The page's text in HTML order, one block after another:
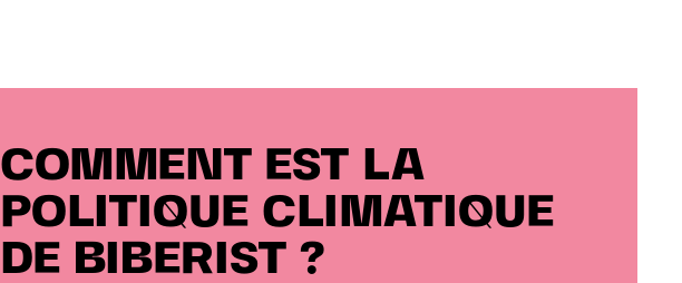
COMMENT EST LA
POLITIQUE CLIMATIQUE
DE BIBERIST ?